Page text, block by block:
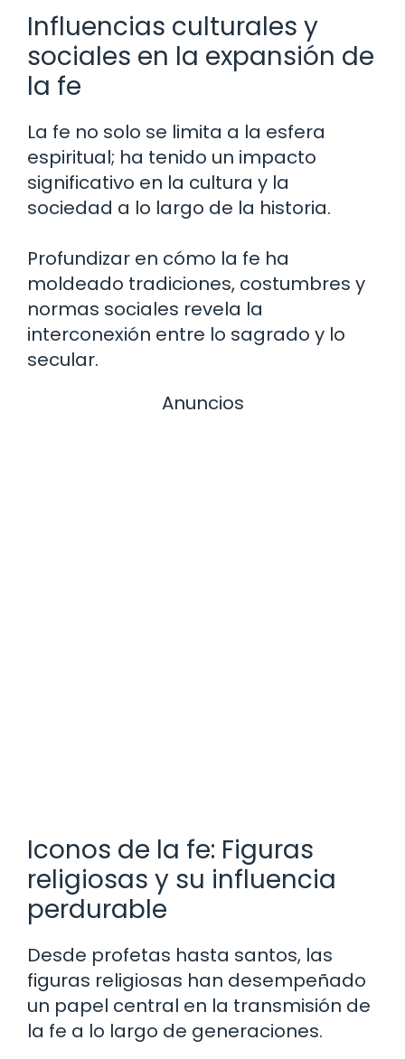
Influencias culturales y
sociales en la expansión de
la fe
La fe no solo se limita a la esfera
espiritual; ha tenido un impacto
significativo en la cultura y la
sociedad a lo largo de la historia.
Profundizar en cómo la fe ha
moldeado tradiciones, costumbres y
normas sociales revela la
interconexión entre lo sagrado y lo
secular.
Anuncios
Iconos de la fe: Figuras
religiosas y su influencia
perdurable
Desde profetas hasta santos, las
figuras religiosas han desempeñado
un papel central en la transmisión de
la fe a lo largo de generaciones.